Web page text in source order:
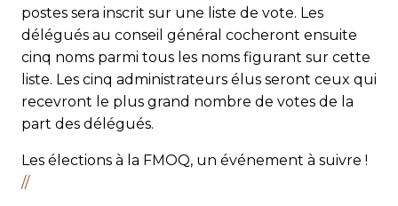
postes sera inscrit sur une liste de vote. Les
délégués au conseil général cocheront ensuite
cinq noms parmi tous les noms figurant sur cette
liste. Les cinq administrateurs élus seront ceux qui
recevront le plus grand nombre de votes de la
part des délégués.
Les élections à la FMOQ, un événement à suivre !
//